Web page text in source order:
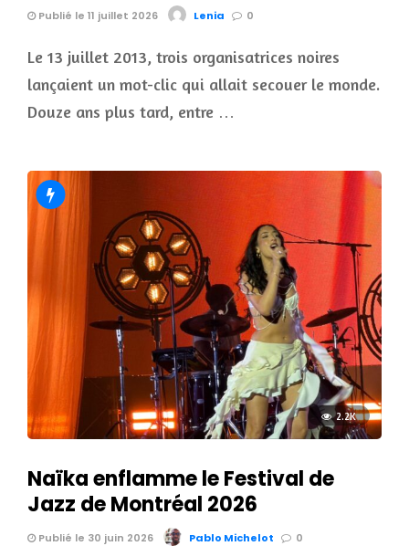
Publié le 11 juillet 2026 Lenia 0
Le 13 juillet 2013, trois organisatrices noires
lançaient un mot-clic qui allait secouer le monde.
Douze ans plus tard, entre …
2.2K
Naïka enflamme le Festival de
Jazz de Montréal 2026
Publié le 30 juin 2026 Pablo Michelot 0